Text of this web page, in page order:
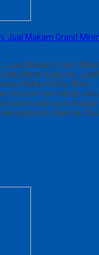
Jual Makam Granit
Jual Makam Granit
Nisan Kuburan, Jual
Makam Batu Alam
di bulan ramadhan
islam ada suatu tradisi
kita. Karena